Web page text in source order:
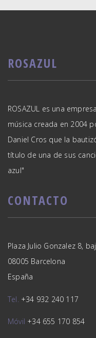
ROSAZUL
ROSAZUL es una
música creada en 2004
Daniel Cros que la
título de una de sus
azul"
CONTACTO
Plaza Julio Gonzalez 8,
08005 Barcelona
España
Tel. +34 932 240 117
Móvil +34 655 170 854